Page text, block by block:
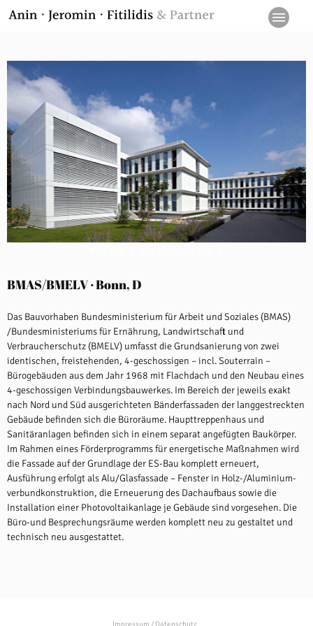
BMAS/BMELV · Bonn, D
Das Bauvorhaben Bundesministerium für Arbeit und Soziales (BMAS)
/Bundesministeriums für Ernährung, Landwirtschaft und
Verbraucherschutz (BMELV) umfasst die Grundsanierung von zwei
identischen, freistehenden, 4-geschossigen – incl. Souterrain –
Bürogebäuden aus dem Jahr 1968 mit Flachdach und den Neubau eines
4-geschossigen Verbindungsbauwerkes. Im Bereich der jeweils exakt
nach Nord und Süd ausgerichteten Bänderfassaden der langgestreckten
Gebäude befinden sich die Büroräume. Haupttreppenhaus und
Sanitäranlagen befinden sich in einem separat angefügten Baukörper.
Im Rahmen eines Förderprogramms für energetische Maßnahmen wird
die Fassade auf der Grundlage der ES-Bau komplett erneuert,
Ausführung erfolgt als Alu/Glasfassade – Fenster in Holz-/Aluminium-
verbundkonstruktion, die Erneuerung des Dachaufbaus sowie die
Installation einer Photovoltaikanlage je Gebäude sind vorgesehen. Die
Büro-und Besprechungsräume werden komplett neu zu gestaltet und
technisch neu ausgestattet.